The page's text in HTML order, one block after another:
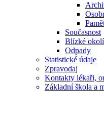
Současnost
Blízké okolí
Odpady
Statistické údaje
Zpravodaj
Kontakty lékaři,
Základní škola a